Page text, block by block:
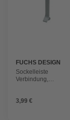
FUCHS DESIGN
Sockelleiste
Verbindung,
3,99 €